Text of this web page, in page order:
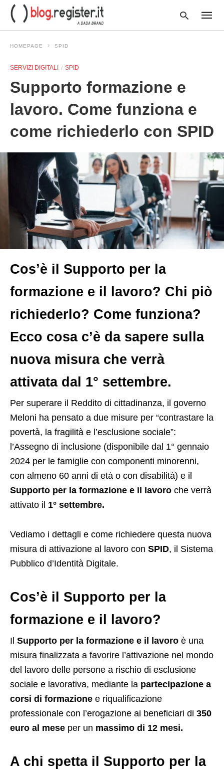
enter:
HOMEPAGE SPID
SERVIZI DIGITALI SPID
Supporto formazione e
lavoro. Come funziona e
come richiederlo con SPID
Cos’è il Supporto per la
formazione e il lavoro? Chi piò
richiederlo? Come funziona?
Ecco cosa c’è da sapere sulla
nuova misura che verrà
attivata dal 1° settembre.
Per superare il Reddito di cittadinanza, il governo
Meloni ha pensato a due misure per “contrastare la
povertà, la fragilità e l’esclusione sociale”:
l’Assegno di inclusione (disponibile dal 1° gennaio
2024 per le famiglie con componenti minorenni,
con almeno 60 anni di età o con disabilità) e il
Supporto per la formazione e il lavoro che verrà
attivato il 1° settembre.
Vediamo i dettagli e come richiedere questa nuova
misura di attivazione al lavoro con SPID, il Sistema
Pubblico d’Identità Digitale.
Cos’è il Supporto per la
formazione e il lavoro?
Il Supporto per la formazione e il lavoro è una
misura finalizzata a favorire l’attivazione nel mondo
del lavoro delle persone a rischio di esclusione
sociale e lavorativa, mediante la partecipazione a
corsi di formazione e riqualificazione
professionale con l’erogazione ai beneficiari di 350
euro al mese per un massimo di 12 mesi.
A chi spetta il Supporto per la